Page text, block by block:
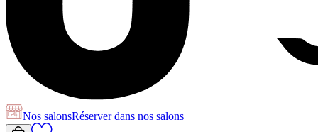
Nos salonsRéserverdans nos salons